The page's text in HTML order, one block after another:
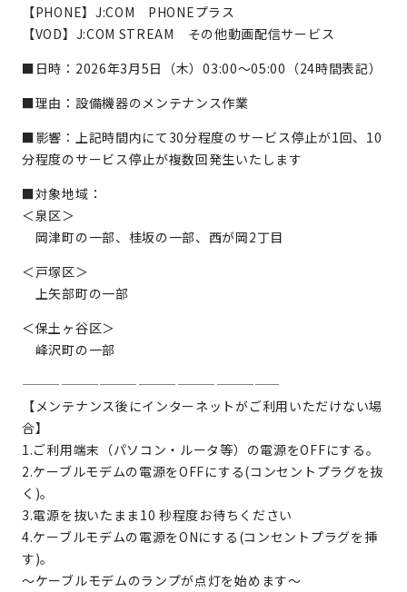
【PHONE】J:COM PHONEプラス
【VOD】J:COM STREAM その他動画配信サービス
■日時：2026年3月5日（木）03:00～05:00（24時間表記）
■理由：設備機器のメンテナンス作業
■影響：上記時間内にて30分程度のサービス停止が1回、10
分程度のサービス停止が複数回発生いたします
■対象地域：
＜泉区＞
岡津町の一部、桂坂の一部、西が岡2丁目
＜戸塚区＞
上矢部町の一部
＜保土ヶ谷区＞
峰沢町の一部
————————————————————
【メンテナンス後にインターネットがご利用いただけない場
合】
1.ご利用端末（パソコン・ルータ等）の電源をOFFにする。
2.ケーブルモデムの電源をOFFにする(コンセントプラグを抜
く)。
3.電源を抜いたまま10 秒程度お待ちください
4.ケーブルモデムの電源をONにする(コンセントプラグを挿
す)。
～ケーブルモデムのランプが点灯を始めます～